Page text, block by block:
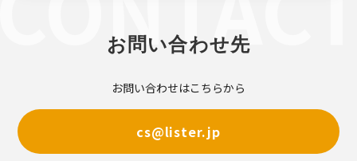
お問い合わせ先
お問い合わせはこちらから
cs@lister.jp